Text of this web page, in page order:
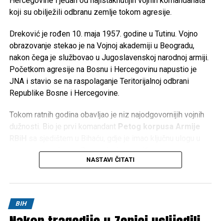
koji su obilježili odbranu zemlje tokom agresije.
Dreković je rođen 10. maja 1957. godine u Tutinu. Vojno
obrazovanje stekao je na Vojnoj akademiji u Beogradu,
nakon čega je službovao u Jugoslavenskoj narodnoj armiji.
Početkom agresije na Bosnu i Hercegovinu napustio je
JNA i stavio se na raspolaganje Teritorijalnoj odbrani
Republike Bosne i Hercegovine.
Tokom ratnih godina obavljao je niz najodgovornijih vojnih
dužnosti. Bio je prvi komandant Petog korpusa Armije
organizaciji odbrane Bosanske krajine. Kasnije je preuzeo
Četvrtim korpusom Armije RBiH
politička pitanja Generalštaba Armije RBiH.
Za doprinos u odbrani Bosne i Hercegovine odlikovan je
NASTAVI ČITATI
BIH